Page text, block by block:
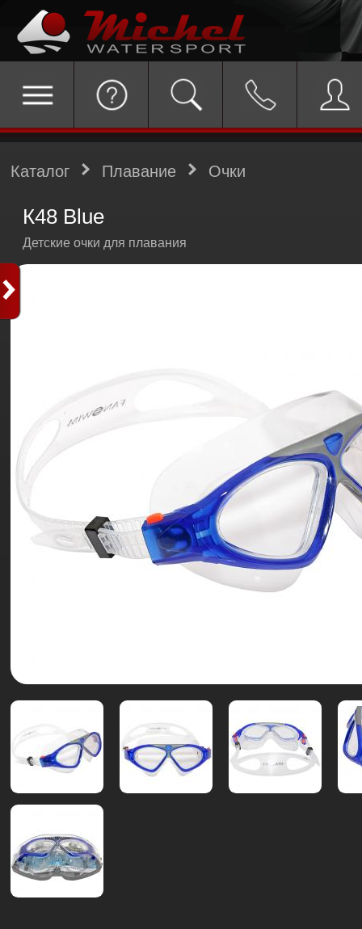
Каталог Плавание Очки
К48 Blue
Детские очки для плавания